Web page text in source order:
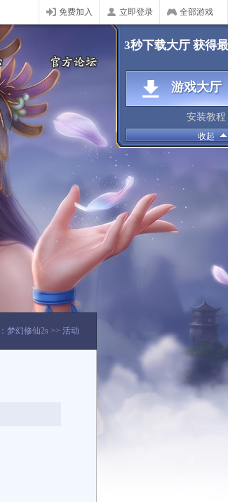
免费加入 立即登录 全部游戏
梦幻修仙2s >> 活动
3秒下载大厅 获得
游戏大厅
安装教程
收起